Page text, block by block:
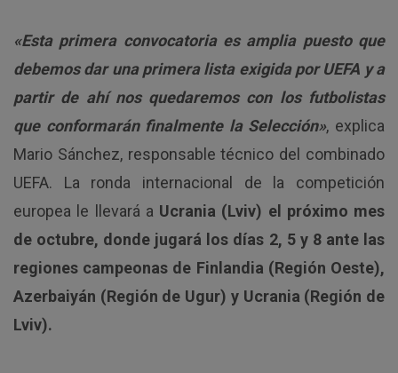
«Esta primera convocatoria es amplia puesto que
debemos dar una primera lista exigida por UEFA y a
partir de ahí nos quedaremos con los futbolistas
que conformarán finalmente la Selección», explica
Mario Sánchez, responsable técnico del combinado
UEFA. La ronda internacional de la competición
europea le llevará a Ucrania (Lviv) el próximo mes
de octubre, donde jugará los días 2, 5 y 8 ante las
regiones campeonas de Finlandia (Región Oeste),
Azerbaiyán (Región de Ugur) y Ucrania (Región de
Lviv).